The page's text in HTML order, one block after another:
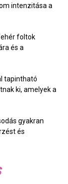
intenzitása a
foltok
és a
tapintható
ki, amelyek a
gyakran
és